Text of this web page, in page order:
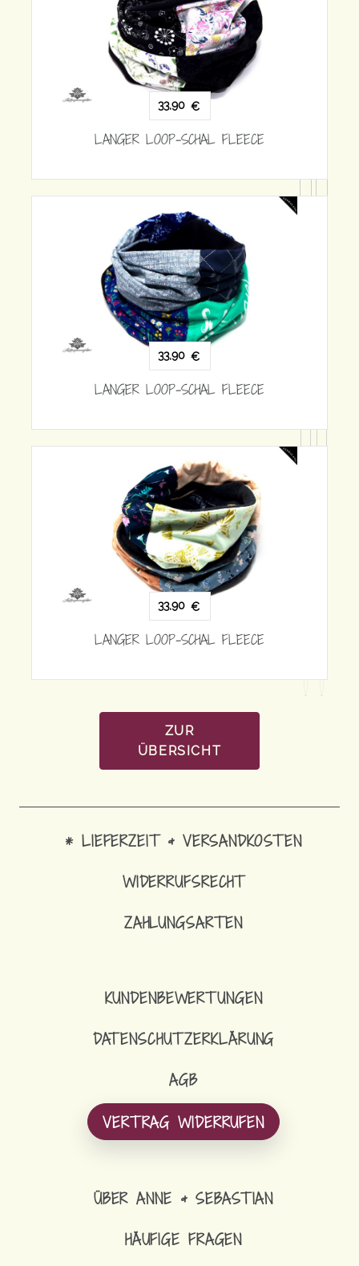
33,90
LANGER LOOP-SCHAL FLEECE
33,90
LANGER LOOP-SCHAL FLEECE
33,90
ZUR
ÜBERSICHT
* LIEFERZEIT & VERSANDKOSTEN
WIDERRUFSRECHT
ZAHLUNGSARTEN
KUNDENBEWERTUNGEN
DATENSCHUTZERKLÄRUNG
AGB
VERTRAG WIDERRUFEN
ÜBER ANNE & SEBASTIAN
HÄUFIGE FRAGEN